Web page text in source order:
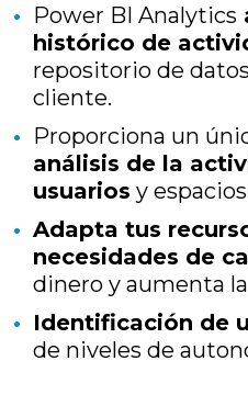
Power BI Analytics
histórico de
repositorio de
cliente.
Proporciona un
análisis de la
usuarios y
Adapta tus
necesidades de
dinero y aumenta
Identificación de
de niveles de